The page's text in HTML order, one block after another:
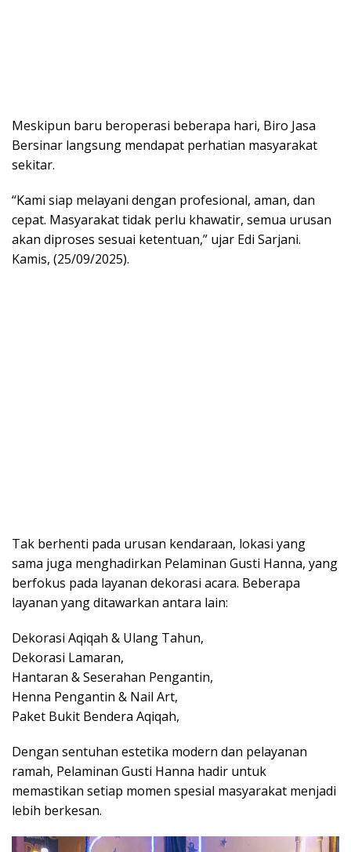
Meskipun baru beroperasi beberapa hari, Biro Jasa
Bersinar langsung mendapat perhatian masyarakat
sekitar.
“Kami siap melayani dengan profesional, aman, dan
cepat. Masyarakat tidak perlu khawatir, semua urusan
akan diproses sesuai ketentuan,” ujar Edi Sarjani.
Kamis, (25/09/2025).
Tak berhenti pada urusan kendaraan, lokasi yang
sama juga menghadirkan Pelaminan Gusti Hanna, yang
berfokus pada layanan dekorasi acara. Beberapa
layanan yang ditawarkan antara lain:
Dekorasi Aqiqah & Ulang Tahun,
Dekorasi Lamaran,
Hantaran & Seserahan Pengantin,
Henna Pengantin & Nail Art,
Paket Bukit Bendera Aqiqah,
Dengan sentuhan estetika modern dan pelayanan
ramah, Pelaminan Gusti Hanna hadir untuk
memastikan setiap momen spesial masyarakat menjadi
lebih berkesan.